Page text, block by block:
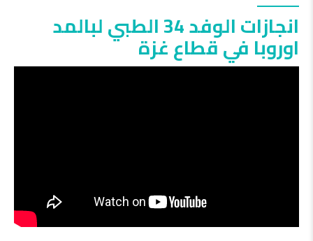
انجازات الوفد 34 الطبي لبالمد
اوروبا في قطاع غزة